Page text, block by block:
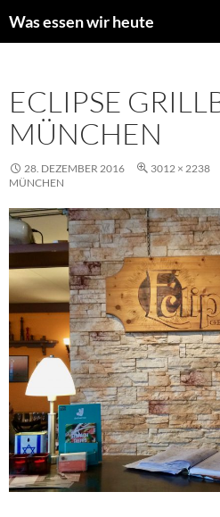
Inhalt
Was essen wir heute
ECLIPSE
MÜNCHEN
28. DEZEMBER 2016 3012 × 2238
MÜNCHEN